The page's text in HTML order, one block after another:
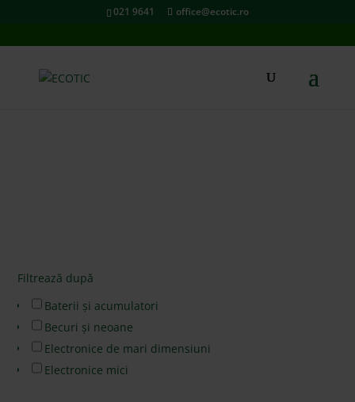
021 9641 office@ecotic.ro
Filtrează după
Baterii și acumulatori
Becuri și neoane
Electronice de mari dimensiuni
Electronice mici